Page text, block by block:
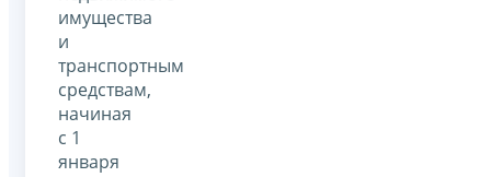
имущества
и
транспортным
средствам,
начиная
с 1
января